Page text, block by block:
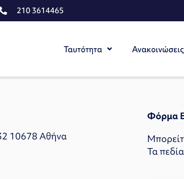
210 3614465
Ταυτότητα Ανακοινώσεις
10678 Αθήνα
Φόρμα
Τα